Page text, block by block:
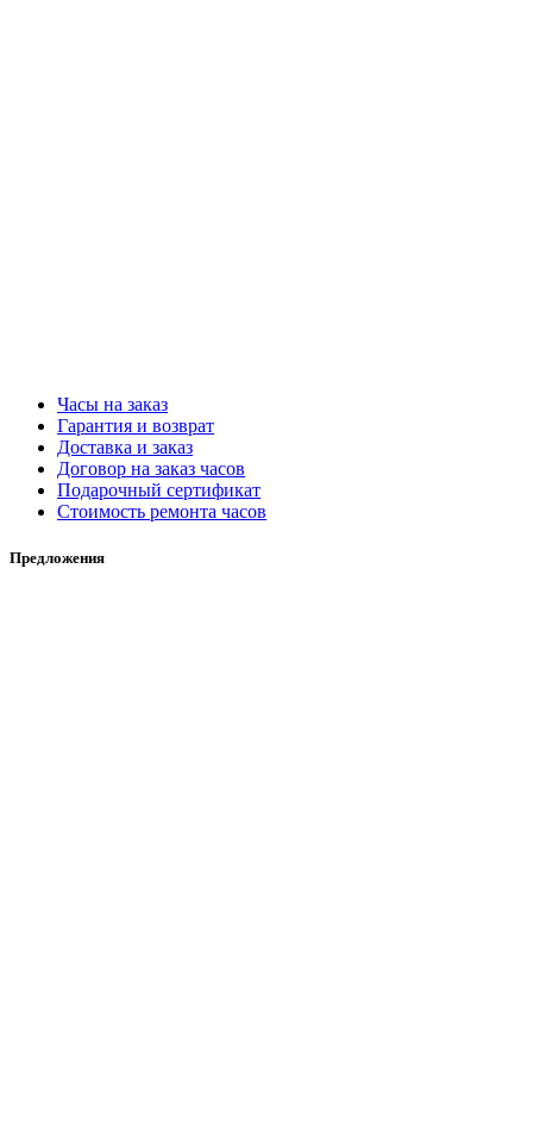
Часы на заказ
Гарантия и возврат
Доставка и заказ
Договор на заказ часов
Подарочный сертификат
Стоимость ремонта часов
Предложения